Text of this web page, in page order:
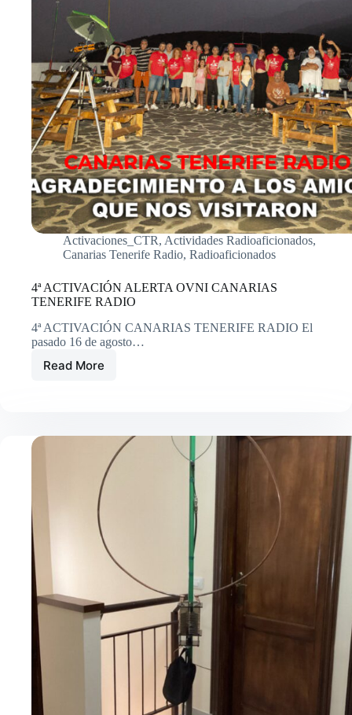
Activaciones_CTR, Actividades Radioaficionados,
Canarias Tenerife Radio, Radioaficionados
4ª ACTIVACIÓN ALERTA OVNI CANARIAS
TENERIFE RADIO
4ª ACTIVACIÓN CANARIAS TENERIFE RADIO El
pasado 16 de agosto…
Read More
4ª
TENERIFE
RADIO